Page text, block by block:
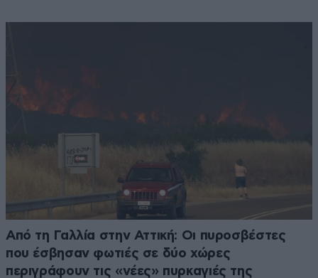
Από τη Γαλλία στην Αττική: Οι πυροσβέστες
που έσβησαν φωτιές σε δύο χώρες
περιγράφουν τις «νέες» πυρκαγιές της